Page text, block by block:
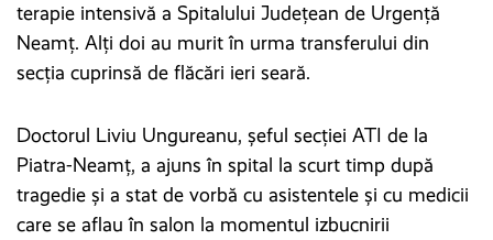
terapie intensivă a Spitalului Județean de Urgență
Neamț. Alți doi au murit în urma transferului din
secția cuprinsă de flăcări ieri seară.
Doctorul Liviu Ungureanu, șeful secției ATI de la
Piatra-Neamț, a ajuns în spital la scurt timp după
tragedie și a stat de vorbă cu asistentele și cu medicii
care se aflau în salon la momentul izbucnirii